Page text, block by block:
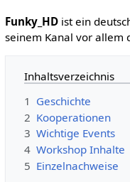
Funky_HDist ein
seinem Kanal vor allem
Inhaltsverzeichnis
1 Geschichte
2 Kooperationen
3 Wichtige Events
4 Workshop Inhalte
5 Einzelnachweise